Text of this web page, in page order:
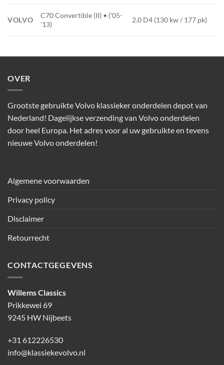
VOLVO
C70 Convertible (II) • ('05-
'13)
2.0 D4 (130 kw / 177 pk)
OVER
Grootste gebruikte Volvo klassieker onderdelen depot van
Nederland! Dagelijkse verzending van Volvo onderdelen
door heel Europa. Het adres voor al uw gebruikte en tevens
nieuwe Volvo onderdelen!
Algemene voorwaarden
Privacy policy
Disclaimer
Retourrecht
CONTACTGEGEVENS
Willems Classics
Prikkewei 69
9245 HW Nijbeets
+31 612226530
info@klassiekevolvo.nl